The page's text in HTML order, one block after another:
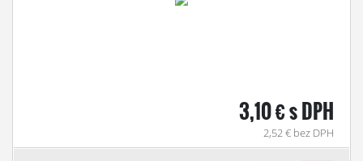
3,10 € s DPH
2,52 € bez DPH